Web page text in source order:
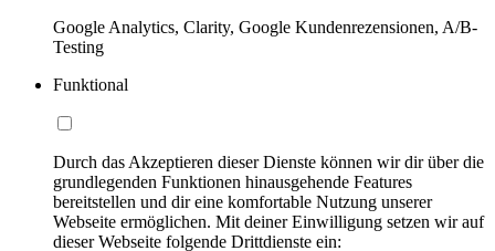
Google Analytics, Clarity, Google Kundenrezensionen, A/B-
Testing
Funktional
Durch das Akzeptieren dieser Dienste können wir dir über die
grundlegenden Funktionen hinausgehende Features
bereitstellen und dir eine komfortable Nutzung unserer
Webseite ermöglichen. Mit deiner Einwilligung setzen wir auf
dieser Webseite folgende Drittdienste ein: